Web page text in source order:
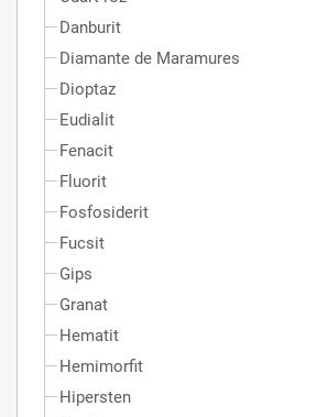
Danburit
Diamante de Maramures
Dioptaz
Eudialit
Fenacit
Fluorit
Fosfosiderit
Fucsit
Gips
Granat
Hematit
Hemimorfit
Hipersten